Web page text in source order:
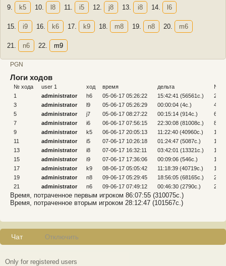
9. k5 10. l8 11. i5 12. j8 13. i8 14. l6
15. i9 16. k6 17. k9 18. m8 19. n8 20. m6
21. n6 22. m9
PGN
Логи ходов
№ хода user 1 ход время дельта
№
1
administrator h6 05-06-17 05:26:22 15:42:41 (56561c.)
2
3
administrator l9 05-06-17 05:26:29 00:00:04 (4c.)
4
5
administrator j7 05-06-17 08:27:22 00:15:14 (914c.)
6
7
administrator i6 06-06-17 07:56:15 22:30:08 (81008c.)
8
9
administrator k5 06-06-17 20:05:13 11:22:40 (40960c.)
10
11
administrator i5 07-06-17 10:26:18 01:24:47 (5087c.)
12
13
administrator i8 07-06-17 16:32:11 03:42:01 (13321c.)
14
15
administrator i9 07-06-17 17:36:06 00:09:06 (546c.)
16
17
administrator k9 08-06-17 05:05:42 11:18:39 (40719c.)
18
19
administrator n8 09-06-17 05:29:45 18:56:05 (68165c.)
20
21
administrator n6 09-06-17 07:49:12 00:46:30 (2790c.) 22
Время, потраченное первым игроком 86:07:55 (310075c.)
Время, потраченное вторым игроком 28:12:47 (101567c.)
Чат Отключить
Only for registered users